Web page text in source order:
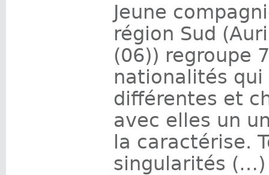
Jeune
région Sud
(06)) regroupe
nationalités
différentes et
avec elles un
la caractérise.
singularités (…)